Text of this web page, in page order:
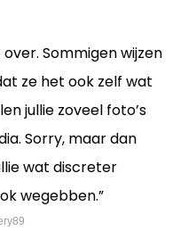
Sommigen wijzen
ze het ook zelf wat
jullie zoveel foto’s
Sorry, maar dan
wat discreter
wegebben.”